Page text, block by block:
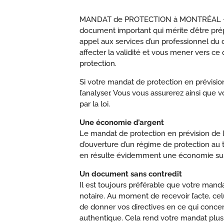
MANDAT de PROTECTION à
document important qui mérite d’être
appel aux services d’un professionnel
affecter la validité et vous mener vers ce
protection.
Si votre mandat de protection en
l’analyser. Vous vous assurerez ainsi
par la loi.
Une économie d’argent
Le mandat de protection en prévision de
d’ouverture d’un régime de protection
en résulte évidemment une économie
Un document sans contredit
Il est toujours préférable que votre
notaire. Au moment de recevoir l’acte,
de donner vos directives en ce qui
authentique. Cela rend votre mandat